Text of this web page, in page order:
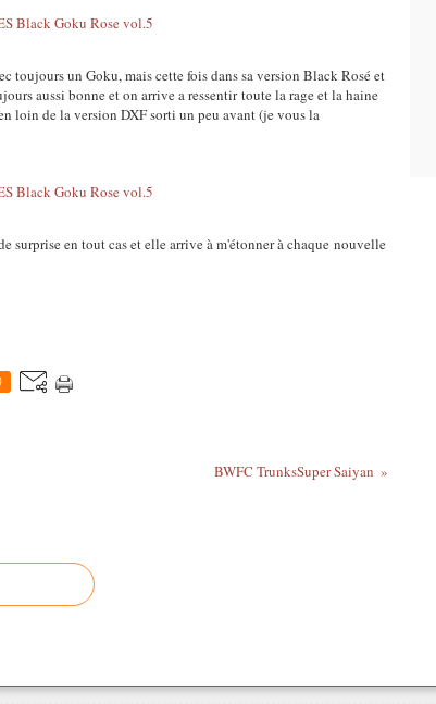
toujours un Goku, mais cette fois dans sa version Black Rosé et
aussi bonne et on arrive a ressentir toute la rage et la haine
loin de la version DXF sorti un peu avant (je vous la
surprise en tout cas et elle arrive à m'étonner à chaque nouvelle
BWFC TrunksSuper Saiyan